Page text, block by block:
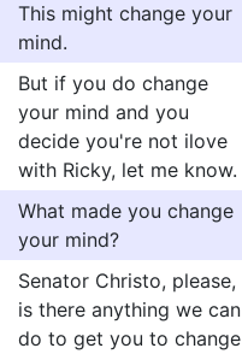
This might change your
mind.
But if you do change
your mind and you
decide you're not ilove
with Ricky, let me know.
What made you change
your mind?
Senator Christo, please,
is there anything we can
do to get you to change